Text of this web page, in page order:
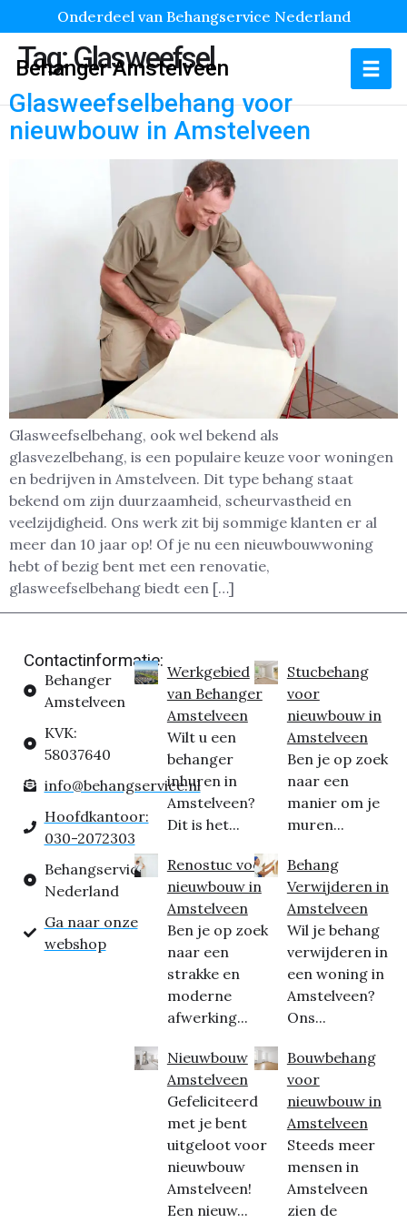
Onderdeel van Behangservice Nederland
Behanger Amstelveen
Tag:Glasweefsel
Glasweefselbehang voor
nieuwbouw in Amstelveen
Glasweefselbehang, ook wel bekend als
glasvezelbehang, is een populaire keuze voor woningen
en bedrijven in Amstelveen. Dit type behang staat
bekend om zijn duurzaamheid, scheurvastheid en
veelzijdigheid. Ons werk zit bij sommige klanten er al
meer dan 10 jaar op! Of je nu een nieuwbouwwoning
hebt of bezig bent met een renovatie,
glasweefselbehang biedt een […]
Contactinformatie:
Behanger
Amstelveen
KVK:
58037640
info@behangservice.nl
Hoofdkantoor:
030-2072303
Behangservice
Nederland
Ga naar onze
webshop
Werkgebied
van Behanger
Amstelveen
Wilt u een
behanger
inhuren in
Amstelveen?
Dit is het...
Renostuc voor
nieuwbouw in
Amstelveen
Ben je op zoek
naar een
strakke en
moderne
afwerking...
Nieuwbouw
Amstelveen
Gefeliciteerd
met je bent
uitgeloot voor
nieuwbouw
Amstelveen!
Een nieuw...
Stucbehang
voor
nieuwbouw in
Amstelveen
Ben je op zoek
naar een
manier om je
muren...
Behang
Verwijderen in
Amstelveen
Wil je behang
verwijderen in
een woning in
Amstelveen?
Ons...
Bouwbehang
voor
nieuwbouw in
Amstelveen
Steeds meer
mensen in
Amstelveen
zien de